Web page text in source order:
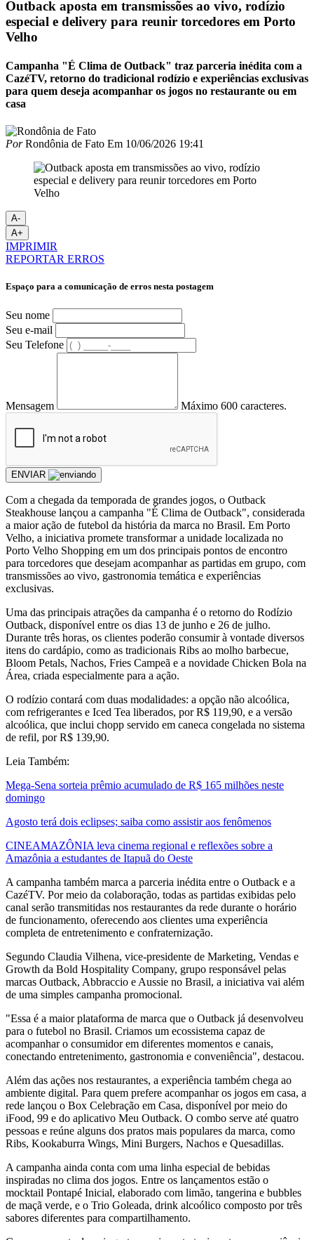
Outback aposta em transmissões ao vivo, rodízio
especial e delivery para reunir torcedores em Porto
Velho
Campanha "É Clima de Outback" traz parceria inédita com a
CazéTV, retorno do tradicional rodízio e experiências exclusivas
para quem deseja acompanhar os jogos no restaurante ou em
casa
PorRondônia de Fato Em 10/06/2026 19:41
A-
A+
IMPRIMIR
REPORTAR ERROS
Espaço para a comunicação de erros nesta postagem
Seu nome
Seu e-mail
Seu Telefone
Mensagem Máximo 600 caracteres.
ENVIAR
Com a chegada da temporada de grandes jogos, o Outback
Steakhouse lançou a campanha "É Clima de Outback", considerada
a maior ação de futebol da história da marca no Brasil. Em Porto
Velho, a iniciativa promete transformar a unidade localizada no
Porto Velho Shopping em um dos principais pontos de encontro
para torcedores que desejam acompanhar as partidas em grupo, com
transmissões ao vivo, gastronomia temática e experiências
exclusivas.
Uma das principais atrações da campanha é o retorno do Rodízio
Outback, disponível entre os dias 13 de junho e 26 de julho.
Durante três horas, os clientes poderão consumir à vontade diversos
itens do cardápio, como as tradicionais Ribs ao molho barbecue,
Bloom Petals, Nachos, Fries Campeã e a novidade Chicken Bola na
Área, criada especialmente para a ação.
O rodízio contará com duas modalidades: a opção não alcoólica,
com refrigerantes e Iced Tea liberados, por R$ 119,90, e a versão
alcoólica, que inclui chopp servido em caneca congelada no sistema
de refil, por R$ 139,90.
Leia Também:
Mega-Sena sorteia prêmio acumulado de R$ 165 milhões neste
domingo
Agosto terá dois eclipses; saiba como assistir aos fenômenos
CINEAMAZÔNIA leva cinema regional e reflexões sobre a
Amazônia a estudantes de Itapuã do Oeste
A campanha também marca a parceria inédita entre o Outback e a
CazéTV. Por meio da colaboração, todas as partidas exibidas pelo
canal serão transmitidas nos restaurantes da rede durante o horário
de funcionamento, oferecendo aos clientes uma experiência
completa de entretenimento e confraternização.
Segundo Claudia Vilhena, vice-presidente de Marketing, Vendas e
Growth da Bold Hospitality Company, grupo responsável pelas
marcas Outback, Abbraccio e Aussie no Brasil, a iniciativa vai além
de uma simples campanha promocional.
"Essa é a maior plataforma de marca que o Outback já desenvolveu
para o futebol no Brasil. Criamos um ecossistema capaz de
acompanhar o consumidor em diferentes momentos e canais,
conectando entretenimento, gastronomia e conveniência", destacou.
Além das ações nos restaurantes, a experiência também chega ao
ambiente digital. Para quem prefere acompanhar os jogos em casa, a
rede lançou o Box Celebração em Casa, disponível por meio do
iFood, 99 e do aplicativo Meu Outback. O combo serve até quatro
pessoas e reúne alguns dos pratos mais populares da marca, como
Ribs, Kookaburra Wings, Mini Burgers, Nachos e Quesadillas.
A campanha ainda conta com uma linha especial de bebidas
inspiradas no clima dos jogos. Entre os lançamentos estão o
mocktail Pontapé Inicial, elaborado com limão, tangerina e bubbles
de maçã verde, e o Trio Goleada, drink alcoólico composto por três
sabores diferentes para compartilhamento.